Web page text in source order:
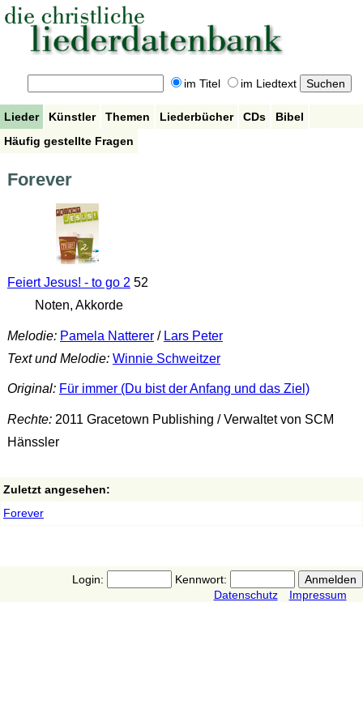
im Titel im Liedtext
Lieder Künstler Themen Liederbücher CDs
Bibel
Häufig gestellte Fragen
Forever
Feiert Jesus! - to go 2 52
Noten, Akkorde
Melodie: Pamela Natterer/ Lars Peter
Text und Melodie: Winnie Schweitzer
Original: Für immer (Du bist der Anfang und das Ziel)
Rechte:2011 Gracetown Publishing / Verwaltet von SCM
Hänssler
Zuletzt angesehen:
Forever
Login:
Kennwort:
Datenschutz
Impressum